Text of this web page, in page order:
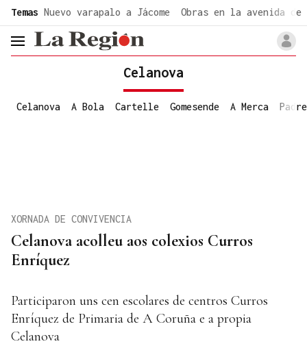
Temas Nuevo varapalo a Jácome Obras en la avenida de
header.menu.open
Celanova
Celanova A Bola Cartelle Gomesende A Merca
Celanova acolleu aos colexios Curros
Enríquez
XORNADA DE CONVIVENCIA
Participaron uns cen escolares de centros Curros
Enríquez de Primaria de A Coruña e a propia
Celanova